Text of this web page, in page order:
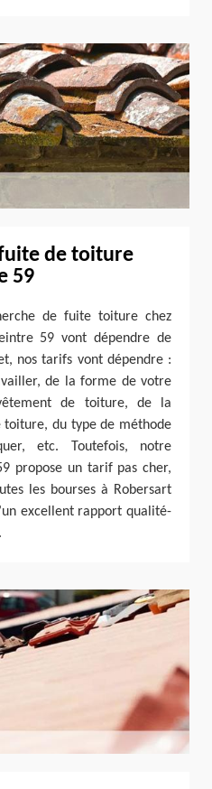
de toiture
59
de fuite toiture chez
59 vont dépendre de
nos tarifs vont dépendre :
de la forme de votre
de toiture, de la
toiture, du type de méthode
etc. Toutefois, notre
propose un tarif pas cher,
les bourses à Robersart
excellent rapport qualité-